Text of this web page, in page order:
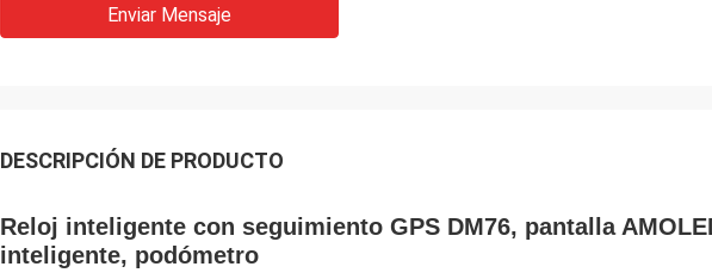
Enviar Mensaje
DESCRIPCIÓN DE PRODUCTO
Reloj inteligente con seguimiento GPS DM76, pantalla
inteligente, podómetro